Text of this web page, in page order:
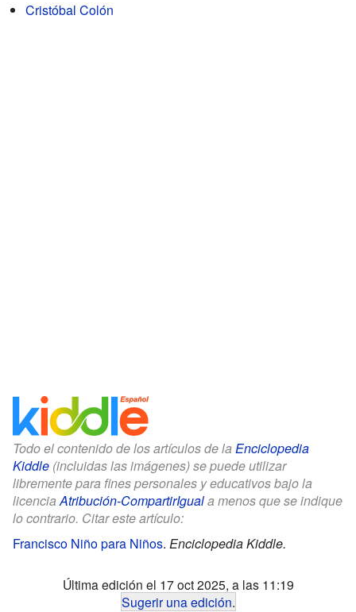
Cristóbal Colón
Todo el contenido de los artículos de la Enciclopedia
Kiddle (incluidas las imágenes) se puede utilizar
libremente para fines personales y educativos bajo la
licenciaAtribución-CompartirIguala menos que se indique
lo contrario. Citar este artículo:
Francisco Niño para Niños. Enciclopedia Kiddle.
Última edición el 17 oct 2025, a las 11:19
Sugerir una edición.